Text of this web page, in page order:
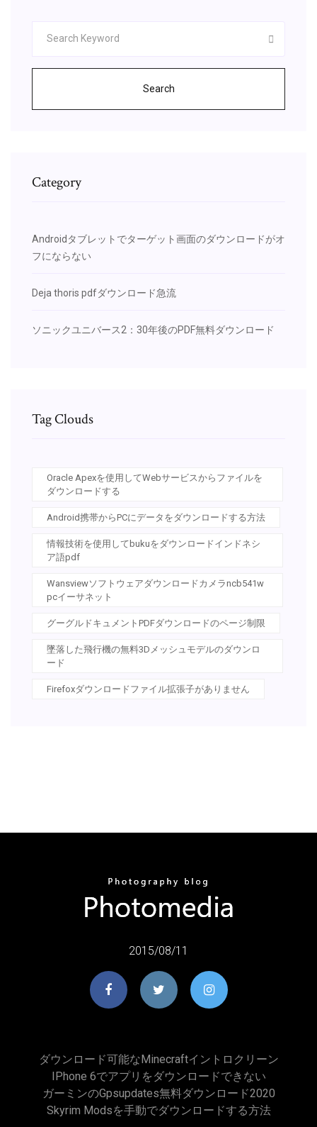
Search
Category
Androidタブレットでターゲット画面のダウンロードがオ
フにならない
Deja thoris pdfダウンロード急流
ソニックユニバース2：30年後のPDF無料ダウンロード
Tag Clouds
Oracle Apexを使用してWebサービスからファイルを
ダウンロードする
Android携帯からPCにデータをダウンロードする方法
情報技術を使用してbukuをダウンロードインドネシ
ア語pdf
Wansviewソフトウェアダウンロードカメラncb541w
pcイーサネット
グーグルドキュメントPDFダウンロードのページ制限
墜落した飛行機の無料3Dメッシュモデルのダウンロ
ード
Firefoxダウンロードファイル拡張子がありません
2015/08/11
ダウンロード可能なminecraftイントロクリーン
IPhone 6でアプリをダウンロードできない
ガーミンのgpsupdates無料ダウンロード2020
Skyrim Modsを手動でダウンロードする方法